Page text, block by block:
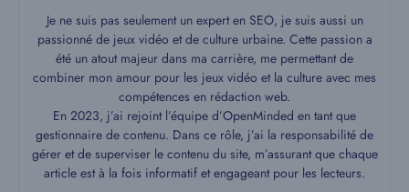
Je ne suis pas seulement un expert en SEO, je suis aussi un
passionné de jeux vidéo et de culture urbaine. Cette passion a
été un atout majeur dans ma carrière, me permettant de
combiner mon amour pour les jeux vidéo et la culture avec mes
compétences en rédaction web.
En 2023, j’ai rejoint l’équipe d’OpenMinded en tant que
gestionnaire de contenu. Dans ce rôle, j’ai la responsabilité de
gérer et de superviser le contenu du site, m’assurant que chaque
article est à la fois informatif et engageant pour les lecteurs.